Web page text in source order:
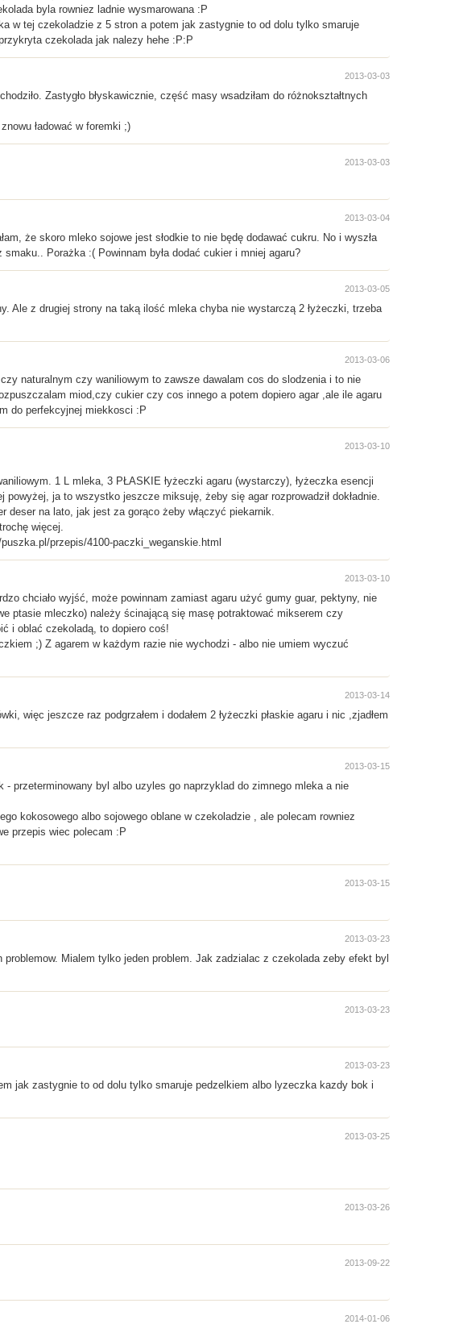
byla rowniez ladnie wysmarowana :P
w tej czekoladzie z 5 stron a potem jak zastygnie to od dolu tylko smaruje
czekolada jak nalezy hehe :P:P
2013-03-03
Zastygło błyskawicznie, część masy wsadziłam do różnokształtnych
ładować w foremki ;)
2013-03-03
2013-03-04
że skoro mleko sojowe jest słodkie to nie będę dodawać cukru. No i wyszła
Porażka :( Powinnam była dodać cukier i mniej agaru?
2013-03-05
Ale z drugiej strony na taką ilość mleka chyba nie wystarczą 2 łyżeczki, trzeba
2013-03-06
naturalnym czy waniliowym to zawsze dawalam cos do slodzenia i to nie
miod,czy cukier czy cos innego a potem dopiero agar ,ale ile agaru
do perfekcyjnej miekkosci :P
2013-03-10
1 L mleka, 3 PŁASKIE łyżeczki agaru (wystarczy), łyżeczka esencji
ja to wszystko jeszcze miksuję, żeby się agar rozprowadził dokładnie.
deser na lato, jak jest za gorąco żeby włączyć piekarnik.
więcej.
przepis/4100-paczki_weganskie.html
2013-03-10
chciało wyjść, może powinnam zamiast agaru użyć gumy guar, pektyny, nie
ptasie mleczko) należy ścinającą się masę potraktować mikserem czy
i oblać czekoladą, to dopiero coś!
;) Z agarem w każdym razie nie wychodzi - albo nie umiem wyczuć
2013-03-14
więc jeszcze raz podgrzałem i dodałem 2 łyżeczki płaskie agaru i nic ,zjadłem
2013-03-15
przeterminowany byl albo uzyles go naprzyklad do zimnego mleka a nie
kokosowego albo sojowego oblane w czekoladzie , ale polecam rowniez
przepis wiec polecam :P
2013-03-15
2013-03-23
Mialem tylko jeden problem. Jak zadzialac z czekolada zeby efekt byl
2013-03-23
2013-03-23
jak zastygnie to od dolu tylko smaruje pedzelkiem albo lyzeczka kazdy bok i
2013-03-25
2013-03-26
2013-09-22
2014-01-06